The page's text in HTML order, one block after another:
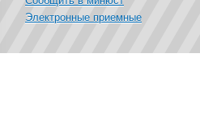
Электронные приемные